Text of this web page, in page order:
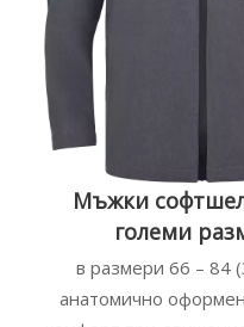
Мъжки
големи
в размери 66 – 84
анатомично